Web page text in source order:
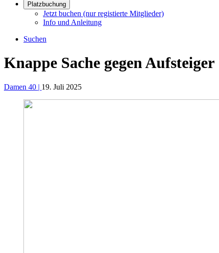
Platzbuchung
Jetzt buchen (nur registierte Mitglieder)
Info und Anleitung
Suchen
Knappe Sache gegen Aufsteiger
Damen 40 | 19. Juli 2025